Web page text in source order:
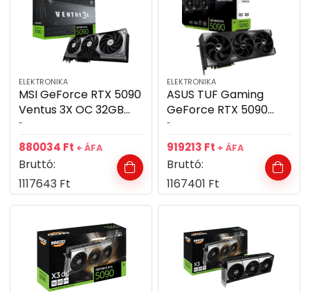
ELEKTRONIKA
MSI GeForce RTX 5090
Ventus 3X OC 32GB
GDDR7 512bit
videókártya
-
880034 Ft + ÁFA
Bruttó:
1117643 Ft
ELEKTRONIKA
ASUS TUF Gaming
GeForce RTX 5090
32GB GDDR7 512bit
videókártya
-
919213 Ft + ÁFA
Bruttó:
1167401 Ft